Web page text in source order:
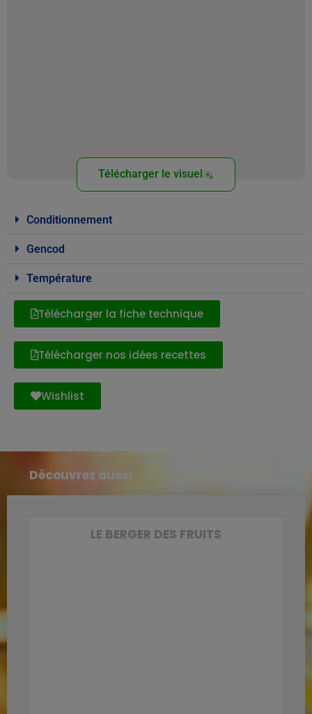
Télécharger le visuel
Conditionnement
Gencod
Température
Télécharger la fiche technique
Télécharger nos idées recettes
Wishlist
Découvrez aussi
LE BERGER DES FRUITS